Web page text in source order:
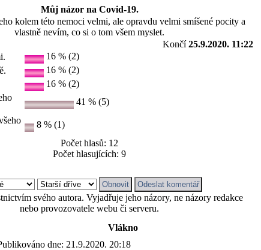
Můj názor na Covid-19.
kolem této nemoci velmi, ale opravdu velmi smíšené pocity a
vlastně nevím, co si o tom všem myslet.
Končí25.9.2020. 11:22
16 % (2)
16 % (2)
16 % (2)
41 % (5)
8 % (1)
Počet hlasů: 12
Počet hlasujících: 9
svého autora. Vyjadřuje jeho názory, ne názory redakce
nebo provozovatele webu či serveru.
Vlákno
dne: 21.9.2020. 20:18